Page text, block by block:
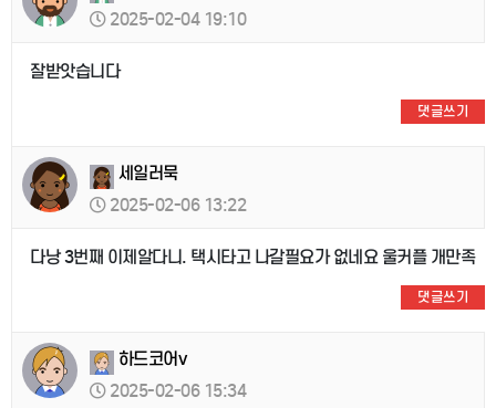
2025-02-04 19:10
잘받앗습니다
댓글쓰기
세일러묵
2025-02-06 13:22
다낭 3번째 이제알다니. 택시타고 나갈필요가 없네요 울커플 개만족
댓글쓰기
하드코어v
2025-02-06 15:34